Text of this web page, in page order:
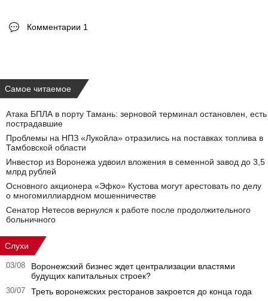
Комментарии 1
Самое читаемое
Атака БПЛА в порту Тамань: зерновой терминал остановлен, есть
пострадавшие
Проблемы на НПЗ «Лукойла» отразились на поставках топлива в
Тамбовской области
Инвестор из Воронежа удвоил вложения в семенной завод до 3,5
млрд рублей
Основного акционера «Эфко» Кустова могут арестовать по делу
о многомиллиардном мошенничестве
Сенатор Нетесов вернулся к работе после продолжительного
больничного
Слухи
03/08
Воронежский бизнес ждет централизации властями
будущих капитальных строек?
30/07 Треть воронежских ресторанов закроется до конца года